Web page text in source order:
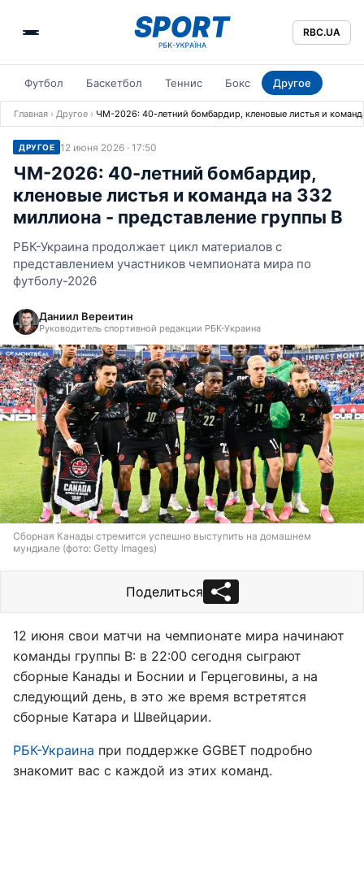
RBC.UA
Футбол Баскетбол Теннис Бокс Другое
Главная › Другое › ЧМ-2026: 40-летний бомбардир, кленовые листья и
ДРУГОЕ 12 июня 2026 · 17:50
ЧМ-2026: 40-летний бомбардир,
кленовые листья и команда на 332
миллиона - представление группы B
РБК-Украина продолжает цикл материалов с
представлением участников чемпионата мира по
футболу-2026
Даниил Вереитин
Руководитель спортивной редакции РБК-Украина
Сборная Канады стремится успешно выступить на домашнем
мундиале (фото: Getty Images)
Поделиться
12 июня свои матчи на чемпионате мира начинают
команды группы B: в 22:00 сегодня сыграют
сборные Канады и Боснии и Герцеговины, а на
следующий день, в это же время встретятся
сборные Катара и Швейцарии.
РБК-Украина при поддержке GGBET подробно
знакомит вас с каждой из этих команд.